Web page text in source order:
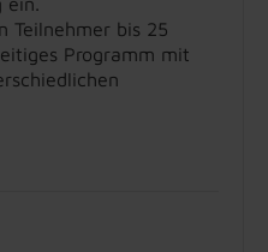
Teilnehmer bis 25
Programm mit